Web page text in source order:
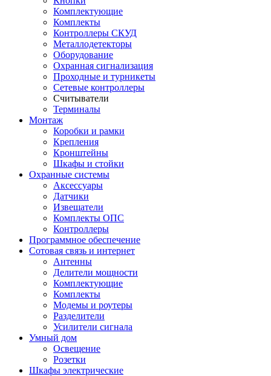
Комплектующие
Комплекты
Контроллеры СКУД
Металлодетекторы
Оборудование
Охранная сигнализация
Проходные и турникеты
Сетевые контроллеры
Считыватели
Терминалы
Монтаж
Коробки и рамки
Крепления
Кронштейны
Шкафы и стойки
Охранные системы
Аксессуары
Датчики
Извещатели
Комплекты ОПС
Контроллеры
Программное обеспечение
Сотовая связь и интернет
Антенны
Делители мощности
Комплектующие
Комплекты
Модемы и роутеры
Разделители
Усилители сигнала
Умный дом
Освещение
Розетки
Шкафы электрические